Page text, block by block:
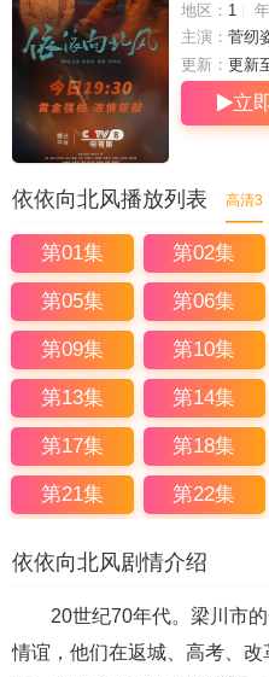
地区： 1
主演： 菅纫
更新： 更新
立
依依向北风播放列表 高清3
第01集 第02集
第05集 第06集
第09集 第10集
第13集 第14集
第17集 第18集
第21集 第22集
依依向北风剧情介绍
20世纪70年代。梁川市的
情谊，他们在返城、高考、